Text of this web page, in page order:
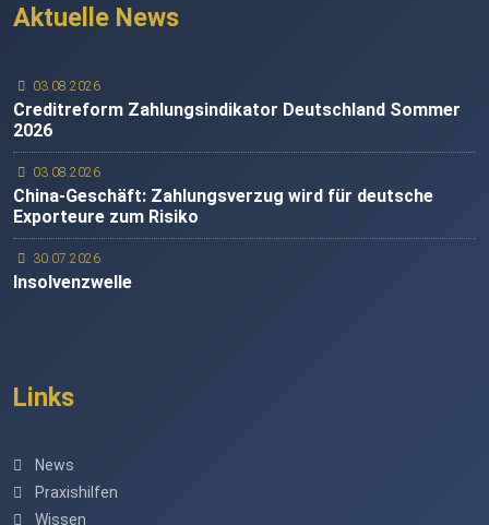
Aktuelle News
03.08.2026
Creditreform Zahlungsindikator Deutschland Sommer
2026
03.08.2026
China-Geschäft: Zahlungsverzug wird für deutsche
Exporteure zum Risiko
30.07.2026
Insolvenzwelle
Links
News
Praxishilfen
Wissen